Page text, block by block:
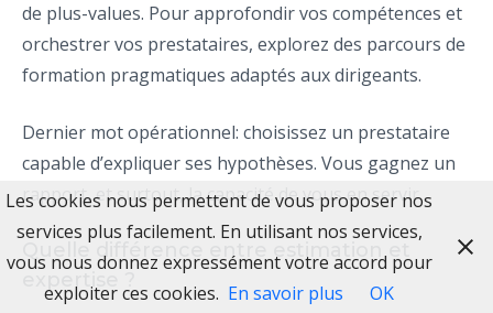
de plus-values. Pour approfondir vos compétences et
orchestrer vos prestataires, explorez des parcours de
formation pragmatiques adaptés aux dirigeants.
Dernier mot opérationnel: choisissez un prestataire
capable d’expliquer ses hypothèses. Vous gagnez un
rapport, et surtout, la capacité de vous en servir.
Quelle différence entre estimation et
Les cookies nous permettent de vous proposer nos
services plus facilement. En utilisant nos services,
vous nous donnez expressément votre accord pour
exploiter ces cookies. En savoir plus OK